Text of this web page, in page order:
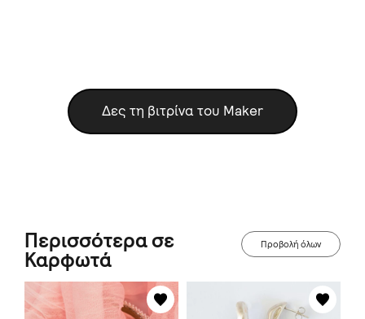
Δες τη βιτρίνα του Maker
Περισσότερα σε
Καρφωτά
Προβολή όλων